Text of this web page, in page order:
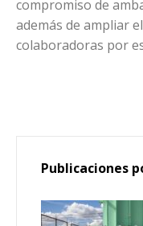
compromiso de
además de ampliar
colaboradoras por
Publicaciones